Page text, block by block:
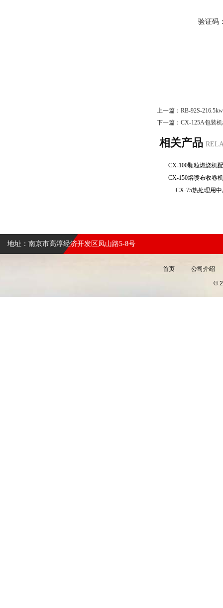
验证码
上一篇： RB-92S-
下一篇： CX-125A包装
相关产品
CX-100颗粒燃烧
CX-150熔喷布收
CX-75热处理用
地址：南京市高淳经济开发区凤山路5-8号
首页 公司介绍
©